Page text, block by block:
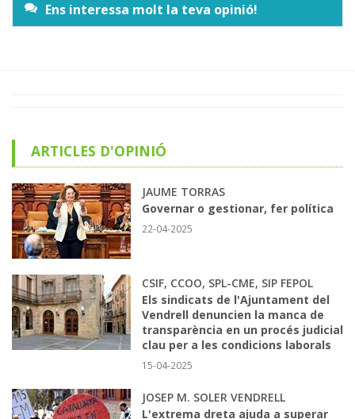
Ens interessa molt la teva opinió!
ARTICLES D'OPINIÓ
JAUME TORRAS
Governar o gestionar, fer política
22-04-2025
CSIF, CCOO, SPL-CME, SIP FEPOL
Els sindicats de l'Ajuntament del
Vendrell denuncien la manca de
transparència en un procés judicial
clau per a les condicions laborals
15-04-2025
JOSEP M. SOLER VENDRELL
L'extrema dreta ajuda a superar